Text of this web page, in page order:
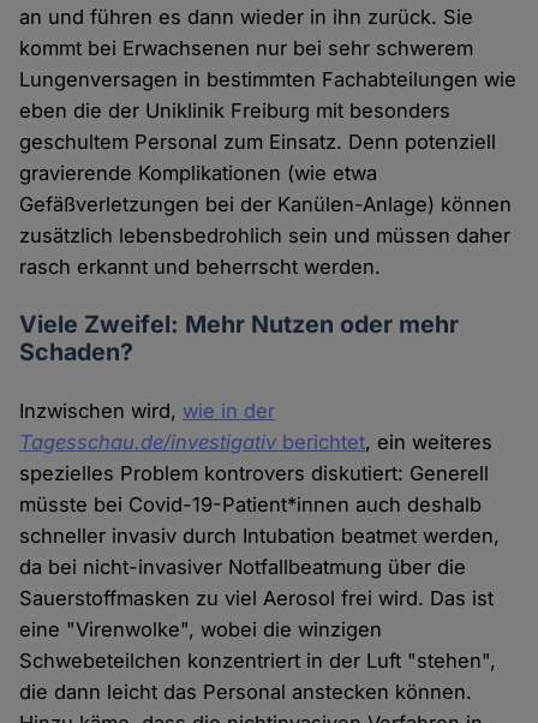
an und führen es dann wieder in ihn zurück. Sie
kommt bei Erwachsenen nur bei sehr schwerem
Lungenversagen in bestimmten Fachabteilungen wie
eben die der Uniklinik Freiburg mit besonders
geschultem Personal zum Einsatz. Denn potenziell
gravierende Komplikationen (wie etwa
Gefäßverletzungen bei der Kanülen-Anlage) können
zusätzlich lebensbedrohlich sein und müssen daher
rasch erkannt und beherrscht werden.
Viele Zweifel: Mehr Nutzen oder mehr
Schaden?
Inzwischen wird, wie in der
Tagesschau.de/investigativ berichtet, ein weiteres
spezielles Problem kontrovers diskutiert: Generell
müsste bei Covid-19-Patient*innen auch deshalb
schneller invasiv durch Intubation beatmet werden,
da bei nicht-invasiver Notfallbeatmung über die
Sauerstoffmasken zu viel Aerosol frei wird. Das ist
eine "Virenwolke", wobei die winzigen
Schwebeteilchen konzentriert in der Luft "stehen",
die dann leicht das Personal anstecken können.